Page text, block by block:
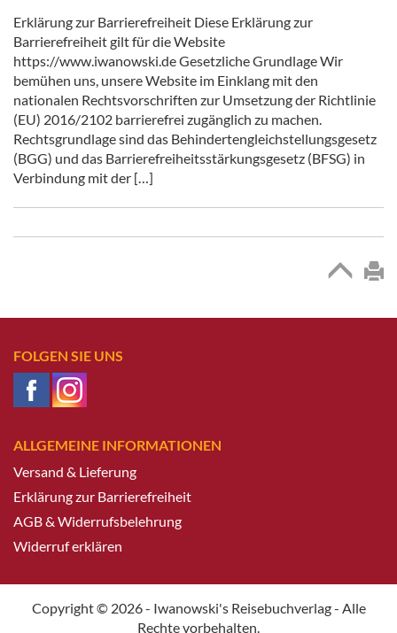
Erklärung zur Barrierefreiheit Diese Erklärung zur
Barrierefreiheit gilt für die Website
https://www.iwanowski.de Gesetzliche Grundlage Wir
bemühen uns, unsere Website im Einklang mit den
nationalen Rechtsvorschriften zur Umsetzung der Richtlinie
(EU) 2016/2102 barrierefrei zugänglich zu machen.
Rechtsgrundlage sind das Behindertengleichstellungsgesetz
(BGG) und das Barrierefreiheitsstärkungsgesetz (BFSG) in
Verbindung mit der […]
FOLGEN SIE UNS
ALLGEMEINE INFORMATIONEN
Versand & Lieferung
Erklärung zur Barrierefreiheit
AGB & Widerrufsbelehrung
Widerruf erklären
Copyright © 2026 - Iwanowski's Reisebuchverlag - Alle
Rechte vorbehalten.